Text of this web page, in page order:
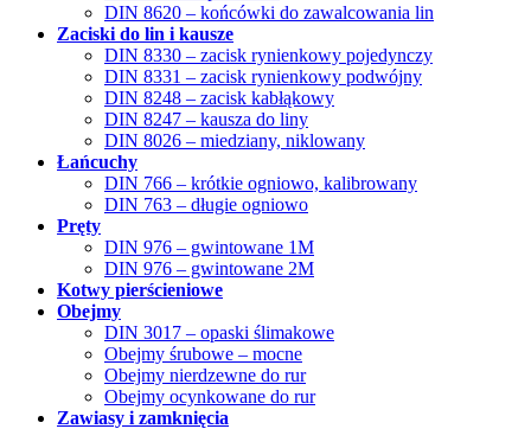
DIN 8620 – końcówki do zawalcowania lin
Zaciski do lin i kausze
DIN 8330 – zacisk rynienkowy pojedynczy
DIN 8331 – zacisk rynienkowy podwójny
DIN 8248 – zacisk kabłąkowy
DIN 8247 – kausza do liny
DIN 8026 – miedziany, niklowany
Łańcuchy
DIN 766 – krótkie ogniowo, kalibrowany
DIN 763 – długie ogniowo
Pręty
DIN 976 – gwintowane 1M
DIN 976 – gwintowane 2M
Kotwy pierścieniowe
Obejmy
DIN 3017 – opaski ślimakowe
Obejmy śrubowe – mocne
Obejmy nierdzewne do rur
Obejmy ocynkowane do rur
Zawiasy i zamknięcia